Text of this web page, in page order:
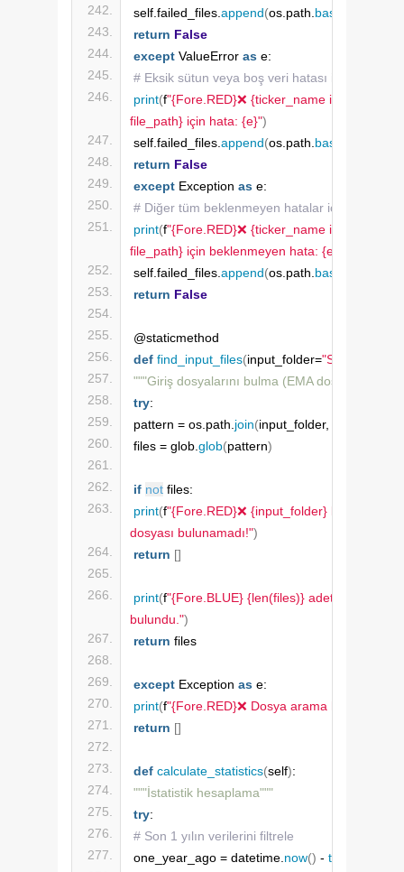
self.failed_files. append(os.path. basename
return False
except ValueError as e:
# Eksik sütun veya boş veri hatası için
print(f"{Fore.RED}❌ {ticker_name if
file_path} için hata: {e}")
self.failed_files. append(os.path. basename
return False
except Exception as e:
# Diğer tüm beklenmeyen hatalar için
print(f"{Fore.RED}❌ {ticker_name if
file_path} için beklenmeyen hata: {e}"
self.failed_files. append(os.path. basename
return False
@staticmethod
def find_input_files(input_folder="StokData/
"""Giriş dosyalarını bulma (EMA
try:
pattern = os.path. join(input_folder,
files = glob. glob(pattern)
if not files:
print(f"{Fore.RED}❌ {input_folder} klasöründe
dosyası bulunamadı!")
return []
print(f"{Fore.BLUE} {len(files)} adet EMA
bulundu.")
return files
except Exception as e:
print(f"{Fore.RED}❌ Dosya arama hatası: {e}"
return []
def calculate_statistics(self):
"""İstatistik hesaplama"""
try:
# Son 1 yılın verilerini filtrele
one_year_ago = datetime. now() - timedelta